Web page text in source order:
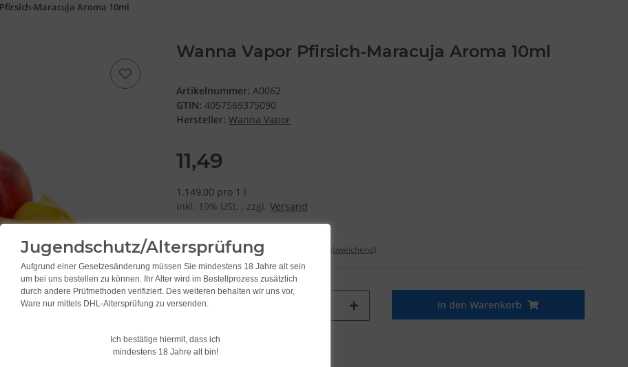
Maracuja Aroma 10ml
Wanna Vapor Pfirsich-Maracuja Aroma 10ml
Artikelnummer: A0062
GTIN: 4057569375090
Hersteller: Wanna Vapor
11,49
1.149,00 pro 1 l
inkl. 19% USt. , zzgl. Versand
Lieferzeit:2 - 3 Werktage (DE - Ausland abweichend)
In den Warenkorb
Jugendschutz/Altersprüfung
Aufgrund einer Gesetzesänderung müssen Sie mindestens 18 Jahre alt sein
um bei uns bestellen zu können. Ihr Alter wird im Bestellprozess zusätzlich
durch andere Prüfmethoden verifiziert. Des weiteren behalten wir uns vor,
Ware nur mittels DHL-Altersprüfung zu versenden.
Ich bestätige hiermit, dass ich
mindestens 18 Jahre alt bin!